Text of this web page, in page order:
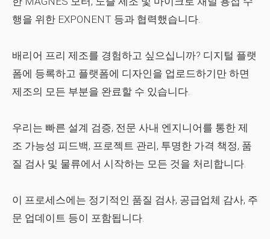
행을 위한 EXPONENT 등과 협력했습니다.
배리어 프리 제조를 경험하고 싶으십니까? 디지털 플랫
폼에 등록하고 플랫폼에 디자인을 업로드하기만 하면
제조의 모든 부분을 완료할 수 있습니다.
우리는 빠른 설계 검증, 전문 사내 엔지니어를 통한 제
조 가능성 피드백, 프로젝트 관리, 투명한 가격 책정, 품
질 검사 및 물류에서 시작하는 모든 것을 처리합니다.
이 프로세스에는 정기적인 품질 검사, 공급업체 감사, 주
문 업데이트 등이 포함됩니다.